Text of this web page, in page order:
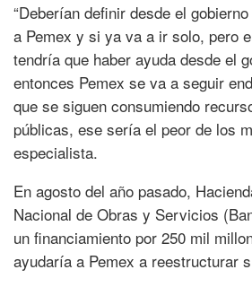
“Deberían definir desde el
a Pemex y si ya va a ir solo, pero
tendría que haber ayuda desde el
entonces Pemex se va a seguir
que se siguen consumiendo
públicas, ese sería el peor de los
especialista.
En agosto del año pasado,
Nacional de Obras y Servicios
un financiamiento por 250 mil
ayudaría a Pemex a reestructurar